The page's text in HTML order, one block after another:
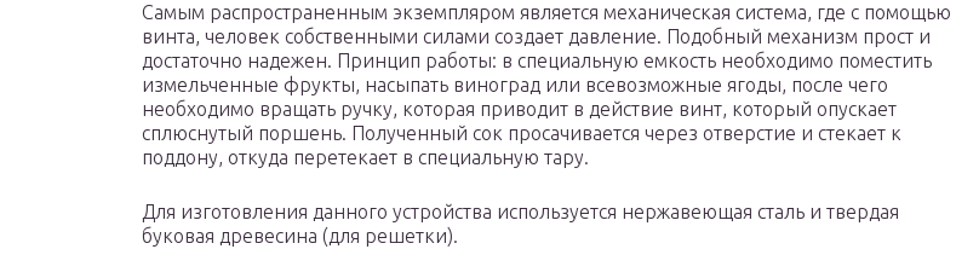
Самым распространенным экземпляром является механическая система, где с помощью
винта, человек собственными силами создает давление. Подобный механизм прост и
достаточно надежен. Принцип работы: в специальную емкость необходимо поместить
измельченные фрукты, насыпать виноград или всевозможные ягоды, после чего
необходимо вращать ручку, которая приводит в действие винт, который опускает
сплюснутый поршень. Полученный сок просачивается через отверстие и стекает к
поддону, откуда перетекает в специальную тару.
Для изготовления данного устройства используется нержавеющая сталь и твердая
буковая древесина (для решетки).